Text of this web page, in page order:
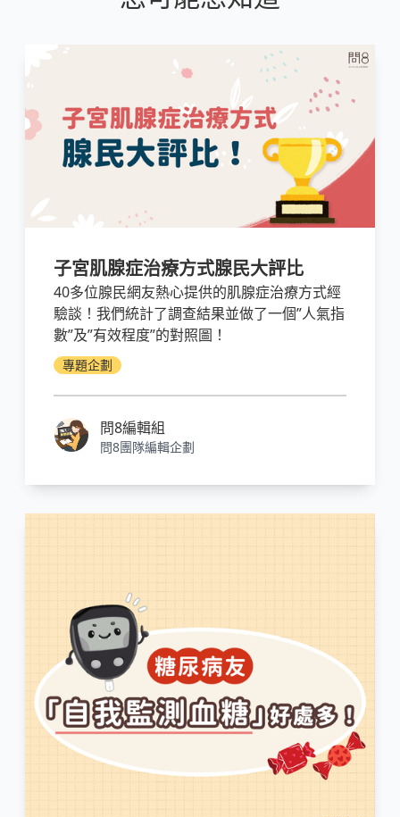
子宮肌腺症治療方式腺民大評比
40多位腺民網友熱心提供的肌腺症治療方式經
驗談！我們統計了調查結果並做了一個”人氣指
數”及”有效程度”的對照圖！
專題企劃
問8編輯組
問8團隊編輯企劃